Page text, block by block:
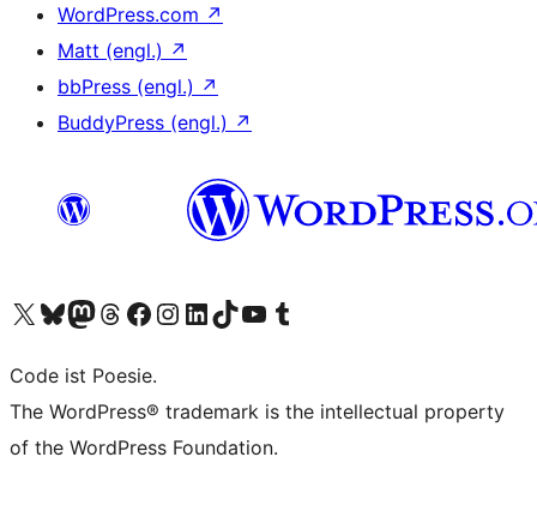
WordPress.com ↗
Matt (engl.) ↗
bbPress (engl.) ↗
BuddyPress (engl.) ↗
Das X-Konto (früher Twitter) von WordPress.org besuchen
Das Bluesky-Konto von WordPress.org besuchen
Das Mastodon-Konto von WordPress.org besuchen
Das Threads-Konto von WordPress.org besuchen
Die Facebook-Seite von WordPress.org besuchen
Das Instagram-Konto von WordPress.org besuchen
Das LinkedIn-Konto von WordPress.org besuchen
Das TikTok-Konto von WordPress.org besuchen
Den YouTube-Kanal von WordPress.org besuchen
Das Tumblr-Konto von WordPress.org besuchen
Code ist Poesie.
The WordPress® trademark is the intellectual property
of the WordPress Foundation.